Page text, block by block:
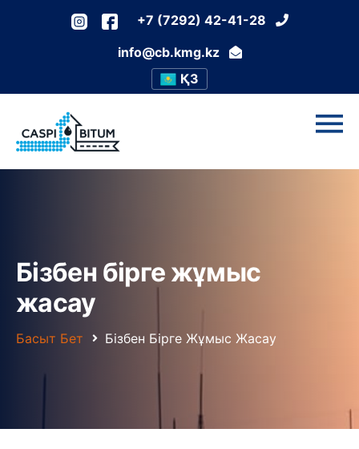
+7 (7292) 42-41-28
info@cb.kmg.kz
ҚЗ
Бізбен бірге жұмыс
жасау
Басыт Бет Бізбен Бірге Жұмыс Жасау